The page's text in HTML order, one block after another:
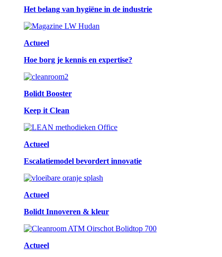
Het belang van hygiëne in de industrie
Actueel
Hoe borg je kennis en expertise?
Bolidt Booster
Keep it Clean
Actueel
Escalatiemodel bevordert innovatie
Actueel
Bolidt Innoveren & kleur
Actueel